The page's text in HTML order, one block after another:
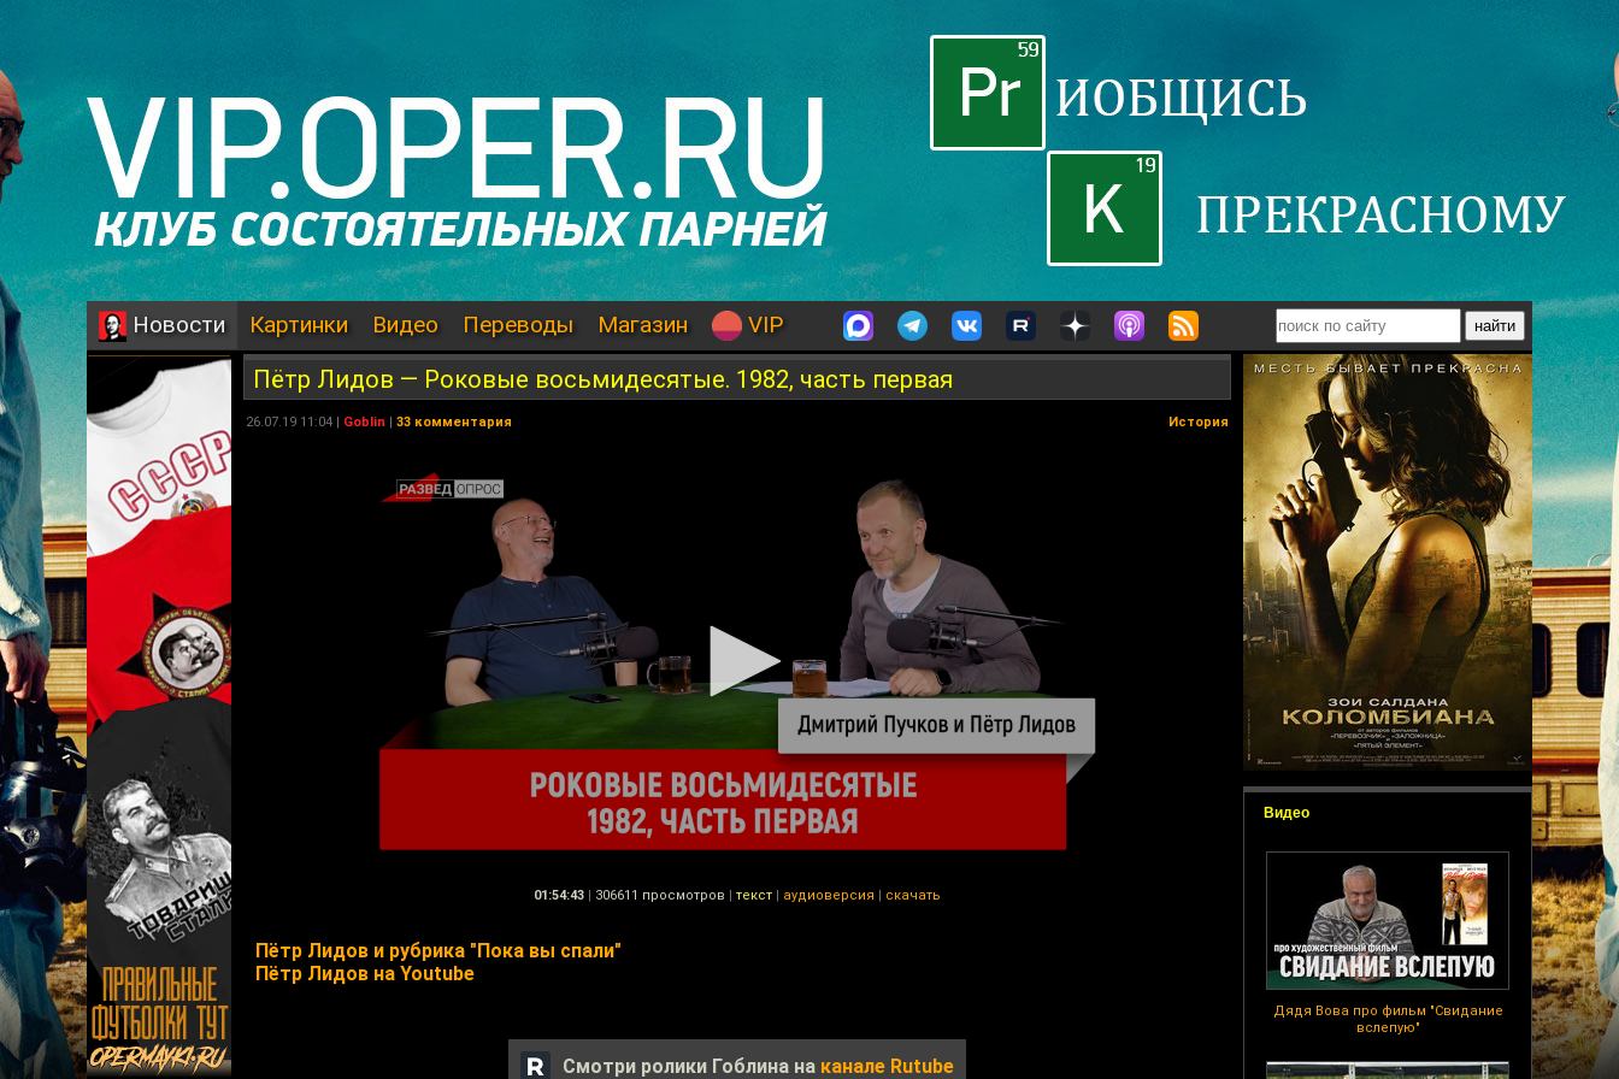
Новости Картинки Видео Переводы Магазин VIP
Видео
Дядя Вова про фильм "Свидание
вслепую"
Пётр Лидов — Роковые восьмидесятые. 1982, часть первая
26.07.19 11:04 | Goblin | 33 комментария История
01:54:43 | 306611 просмотров | текст | аудиоверсия | скачать
Пётр Лидов и рубрика "Пока вы спали"
Пётр Лидов на Youtube
Смотри ролики Гоблина на канале Rutube